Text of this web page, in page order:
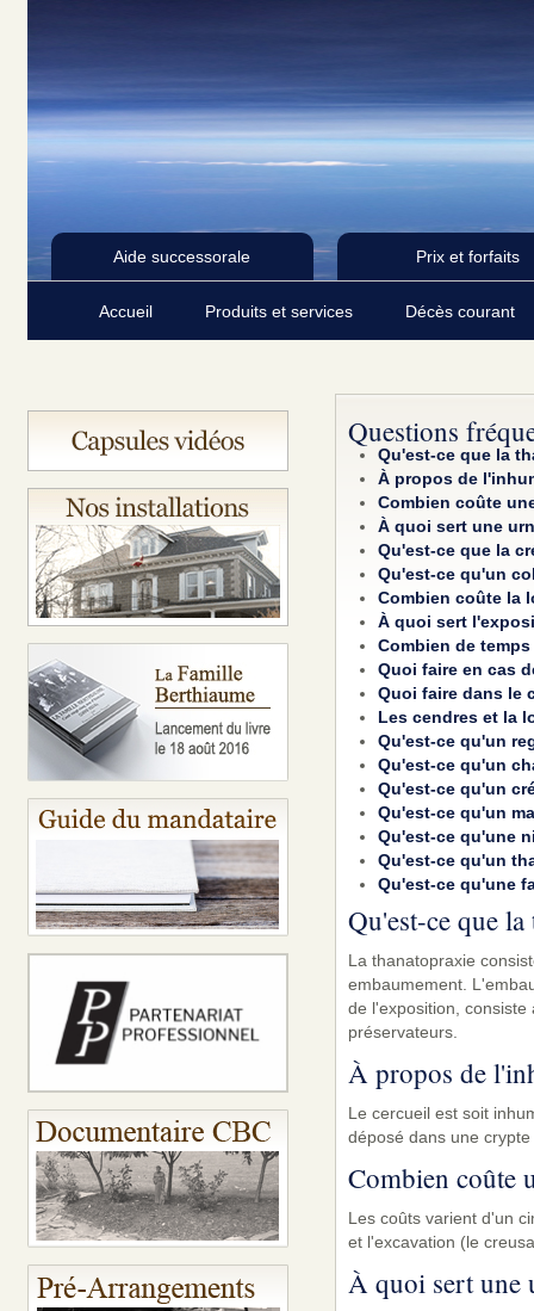
Aide successorale Prix et forfaits
Accueil Produits et services Décès courant
Questions
Qu'est-ce que la
À propos de
Combien coûte
À quoi sert une
Qu'est-ce que la
Qu'est-ce qu'un
Combien coûte la
À quoi sert
Combien de
Quoi faire en cas
Quoi faire dans le
Les cendres et la
Qu'est-ce qu'un
Qu'est-ce qu'un
Qu'est-ce qu'un
Qu'est-ce qu'un
Qu'est-ce qu'une
Qu'est-ce qu'un
Qu'est-ce qu'une
Qu'est-ce que
La thanatopraxie
embaumement.
de l'exposition,
préservateurs.
À propos de
Le cercueil est soit
déposé dans une
Combien coûte
Les coûts varient d'un
et l'excavation (le
À quoi sert une